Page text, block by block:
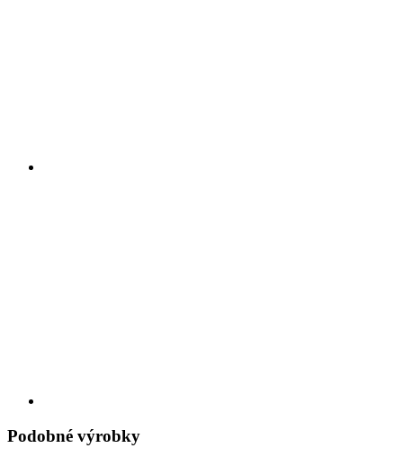
Podobné výrobky